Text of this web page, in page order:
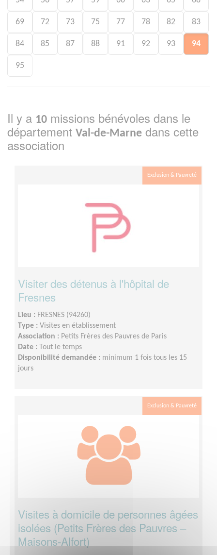
69 72 73 75 77 78 82 83
84 85 87 88 91 92 93 94
95
Il y a 10 missions bénévoles dans le
département Val-de-Marne dans cette
association
Exclusion & Pauvreté
Visiter des détenus à l'hôpital de
Fresnes
Lieu : FRESNES (94260)
Type : Visites en établissement
Association : Petits Frères des Pauvres de Paris
Date : Tout le temps
Disponibilité demandée : minimum 1 fois tous les 15
jours
Exclusion & Pauvreté
Visites à domicile de personnes âgées
isolées (Petits Frères des Pauvres –
Maisons-Alfort)